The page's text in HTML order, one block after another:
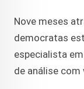
Nove meses
democratas
especialista
de análise com